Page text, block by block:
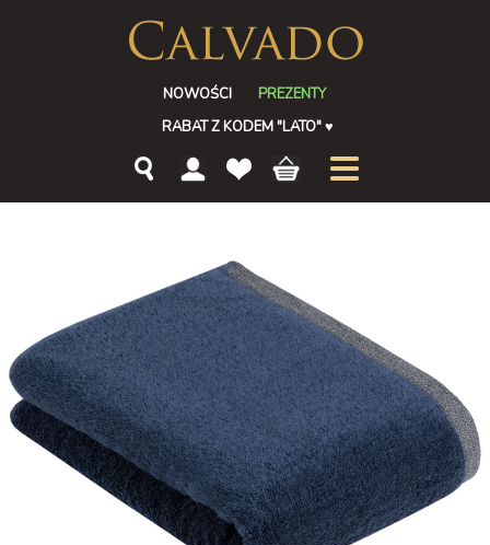
NOWOŚCI
PREZENTY
RABAT Z KODEM "LATO"♥